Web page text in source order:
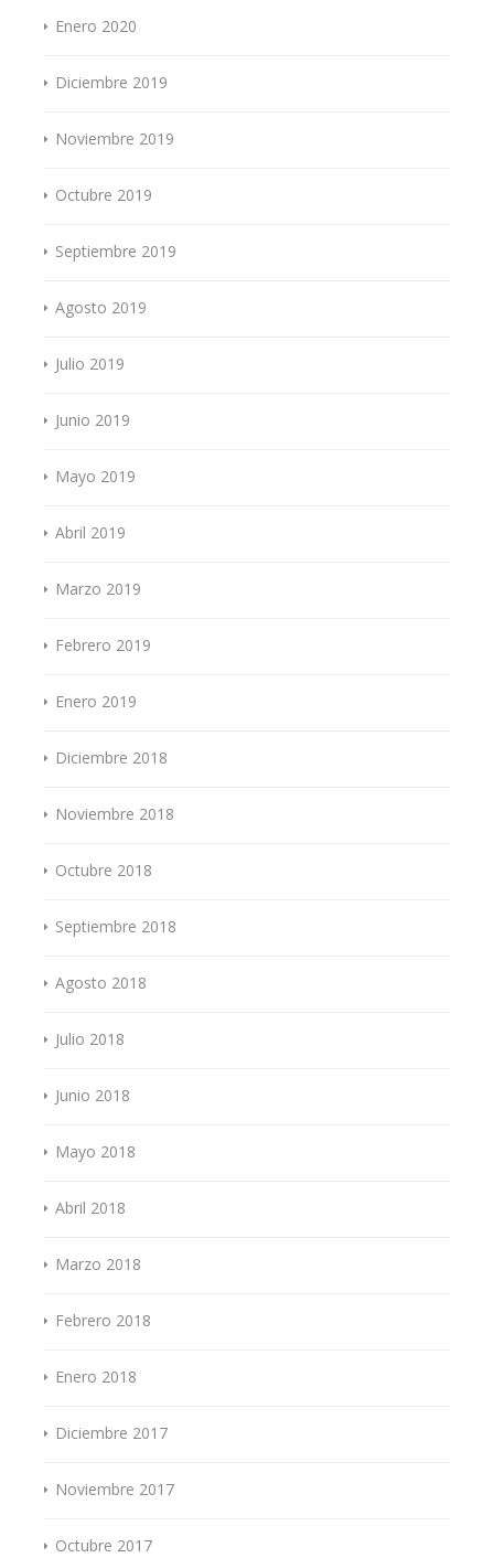
Enero 2020
Diciembre 2019
Noviembre 2019
Octubre 2019
Septiembre 2019
Agosto 2019
Julio 2019
Junio 2019
Mayo 2019
Abril 2019
Marzo 2019
Febrero 2019
Enero 2019
Diciembre 2018
Noviembre 2018
Octubre 2018
Septiembre 2018
Agosto 2018
Julio 2018
Junio 2018
Mayo 2018
Abril 2018
Marzo 2018
Febrero 2018
Enero 2018
Diciembre 2017
Noviembre 2017
Octubre 2017